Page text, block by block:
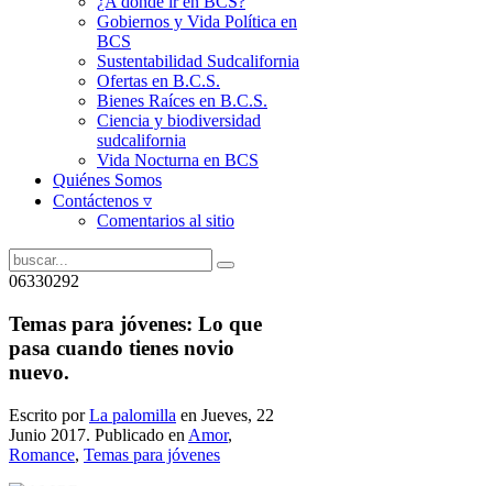
Gobiernos y Vida Política en
BCS
Sustentabilidad Sudcalifornia
Ofertas en B.C.S.
Bienes Raíces en B.C.S.
Ciencia y biodiversidad
sudcalifornia
Vida Nocturna en BCS
Quiénes Somos
Contáctenos ▿
Comentarios al sitio
06330292
Temas para jóvenes: Lo que
pasa cuando tienes novio
nuevo.
Escrito porLa palomilla en Jueves, 22
Junio 2017. Publicado en Amor,
Romance, Temas para jóvenes